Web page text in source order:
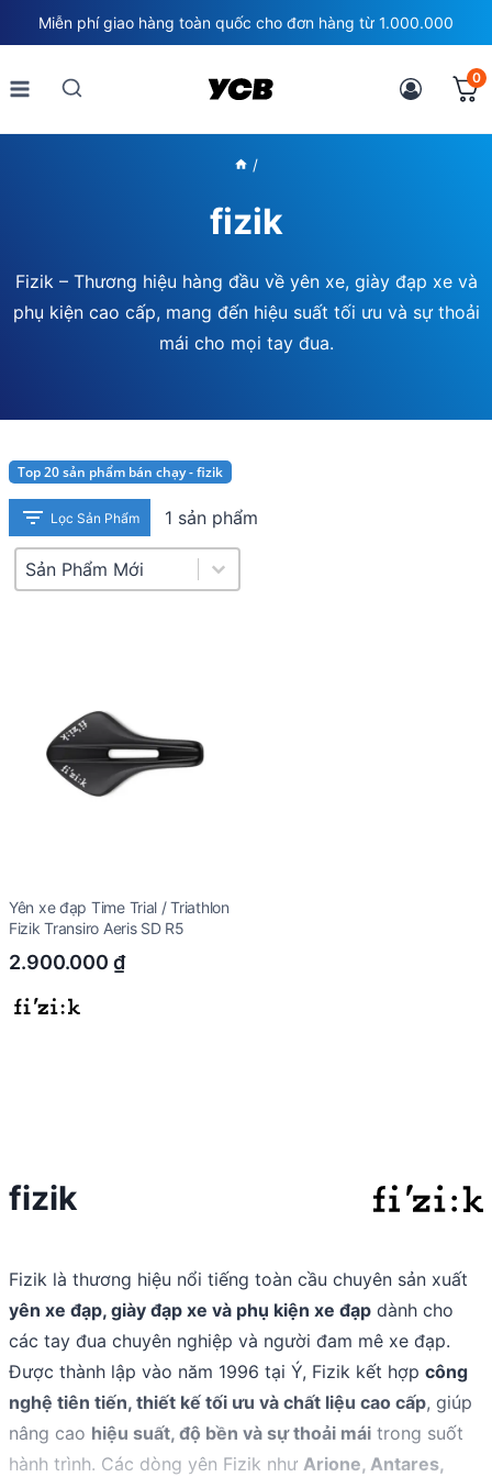
to
content
Miễn phí giao hàng toàn quốc cho đơn hàng từ 1.000.000
0
/
fizik
Fizik – Thương hiệu hàng đầu về yên xe, giày đạp xe và
phụ kiện cao cấp, mang đến hiệu suất tối ưu và sự thoải
mái cho mọi tay đua.
Top 20 sản phẩm bán chạy - fizik
Lọc Sản Phẩm 1 sản phẩm
Product Sort
Sort content
Yên xe đạp Time Trial / Triathlon
Fizik Transiro Aeris SD R5
2.900.000 ₫
fizik
Fizik là thương hiệu nổi tiếng toàn cầu chuyên sản xuất
yên xe đạp, giày đạp xe và phụ kiện xe đạp dành cho
các tay đua chuyên nghiệp và người đam mê xe đạp.
Được thành lập vào năm 1996 tại Ý, Fizik kết hợp công
nghệ tiên tiến, thiết kế tối ưu và chất liệu cao cấp, giúp
nâng cao hiệu suất, độ bền và sự thoải mái trong suốt
hành trình. Các dòng yên Fizik như Arione, Antares,